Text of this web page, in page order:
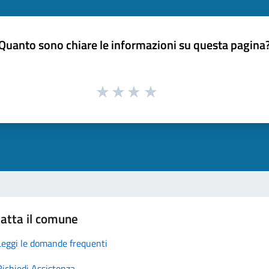
sono chiare le informazioni su questa
il comune
le domande frequenti